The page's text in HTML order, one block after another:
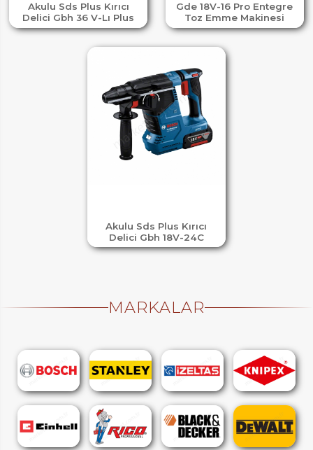
Akulu Sds Plus Kırıcı
Delici Gbh 36 V-Lı Plus
Gde 18V-16 Pro Entegre
Toz Emme Makinesi
Akulu Sds Plus Kırıcı
Delici Gbh 18V-24C
MARKALAR